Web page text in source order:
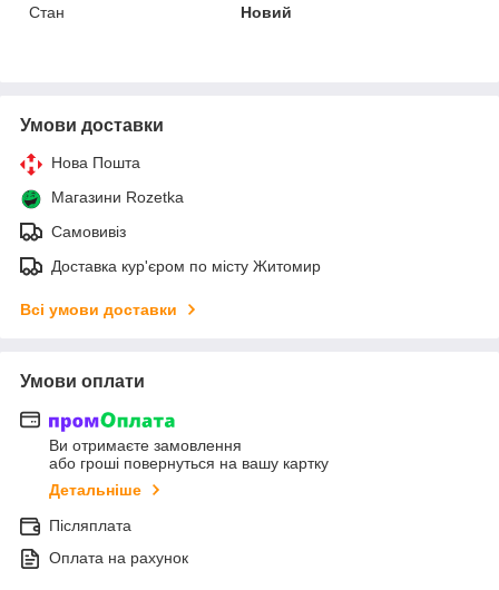
Стан
Новий
Умови доставки
Нова Пошта
Магазини Rozetka
Самовивіз
Доставка кур'єром по місту Житомир
Всі умови доставки
Умови оплати
Ви отримаєте замовлення
або гроші повернуться на вашу картку
Детальніше
Післяплата
Оплата на рахунок